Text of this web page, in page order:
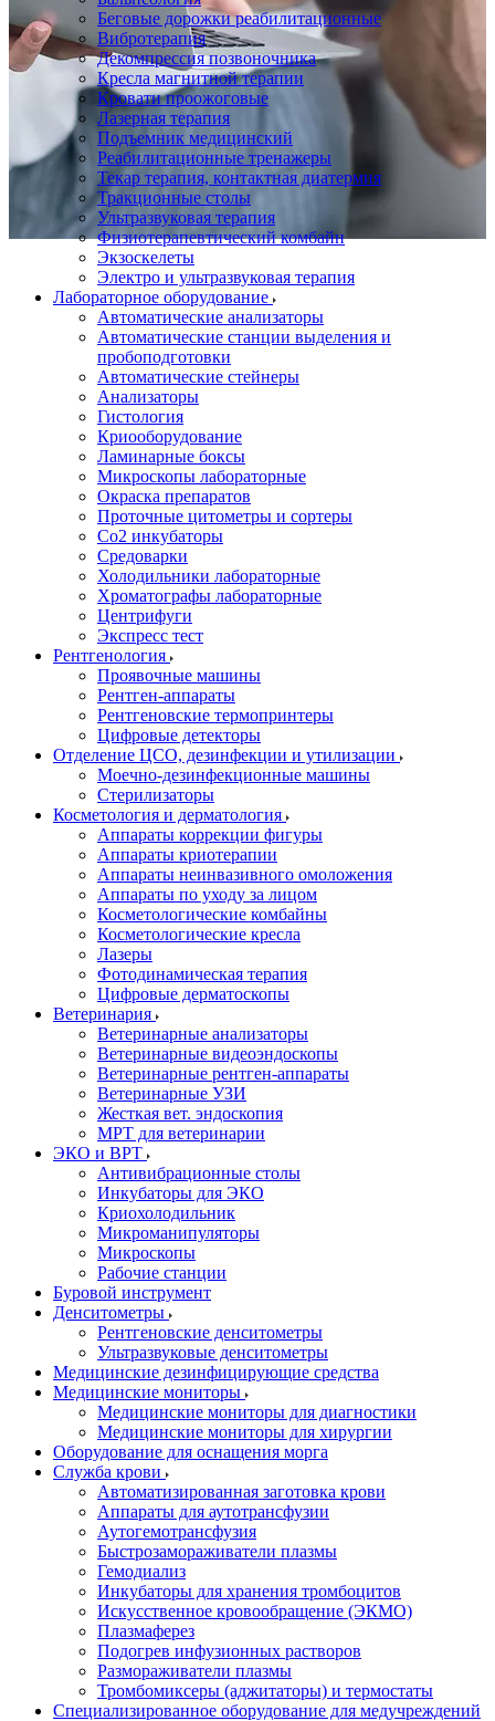
Беговые дорожки реабилитационные
Вибротерапия
Декомпрессия позвоночника
Кресла магнитной терапии
Кровати проожоговые
Лазерная терапия
Подъемник медицинский
Реабилитационные тренажеры
Текар терапия, контактная диатермия
Тракционные столы
Ультразвуковая терапия
Физиотерапевтический комбайн
Экзоскелеты
Электро и ультразвуковая терапия
Лабораторное оборудование
Автоматические анализаторы
Автоматические станции выделения и
пробоподготовки
Автоматические стейнеры
Анализаторы
Гистология
Криооборудование
Ламинарные боксы
Микроскопы лабораторные
Окраска препаратов
Проточные цитометры и сортеры
Со2 инкубаторы
Средоварки
Холодильники лабораторные
Хроматографы лабораторные
Центрифуги
Экспресс тест
Рентгенология
Проявочные машины
Рентген-аппараты
Рентгеновские термопринтеры
Цифровые детекторы
Отделение ЦСО, дезинфекции и утилизации
Моечно-дезинфекционные машины
Стерилизаторы
Косметология и дерматология
Аппараты коррекции фигуры
Аппараты криотерапии
Аппараты неинвазивного омоложения
Аппараты по уходу за лицом
Косметологические комбайны
Косметологические кресла
Лазеры
Фотодинамическая терапия
Цифровые дерматоскопы
Ветеринария
Ветеринарные анализаторы
Ветеринарные видеоэндоскопы
Ветеринарные рентген-аппараты
Ветеринарные УЗИ
Жесткая вет. эндоскопия
МРТ для ветеринарии
ЭКО и ВРТ
Антивибрационные столы
Инкубаторы для ЭКО
Криохолодильник
Микроманипуляторы
Микроскопы
Рабочие станции
Буровой инструмент
Денситометры
Рентгеновские денситометры
Ультразвуковые денситометры
Медицинские дезинфицирующие средства
Медицинские мониторы
Медицинские мониторы для диагностики
Медицинские мониторы для хирургии
Оборудование для оснащения морга
Служба крови
Автоматизированная заготовка крови
Аппараты для аутотрансфузии
Аутогемотрансфузия
Быстрозамораживатели плазмы
Гемодиализ
Инкубаторы для хранения тромбоцитов
Искусственное кровообращение (ЭКМО)
Плазмаферез
Подогрев инфузионных растворов
Размораживатели плазмы
Тромбомиксеры (аджитаторы) и термостаты
Специализированное оборудование для медучреждений